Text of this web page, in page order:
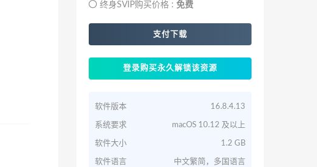
终身SVIP购买价格 : 免费
支付下载
登录购买永久解锁该资源
软件版本 16.8.4.13
系统要求 macOS 10.12 及以上
软件大小 1.2 GB
软件语言 中文繁简，多国语言